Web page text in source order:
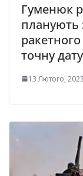
Гуменюк
планують
точну
13 Лютого, 2023